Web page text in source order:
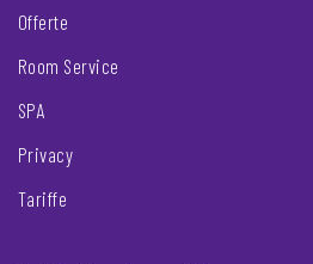
Offerte
Room Service
SPA
Privacy
Tariffe